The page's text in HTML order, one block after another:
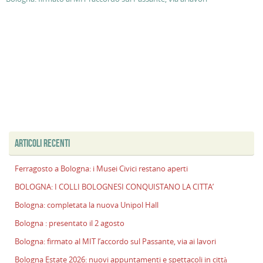
ARTICOLI RECENTI
Ferragosto a Bologna: i Musei Civici restano aperti
BOLOGNA: I COLLI BOLOGNESI CONQUISTANO LA CITTA’
Bologna: completata la nuova Unipol Hall
Bologna : presentato il 2 agosto
Bologna: firmato al MIT l’accordo sul Passante, via ai lavori
Bologna Estate 2026: nuovi appuntamenti e spettacoli in città